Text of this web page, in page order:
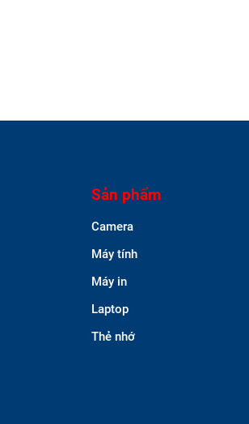
Sản phẩm
Camera
Máy tính
Máy in
Laptop
Thẻ nhớ